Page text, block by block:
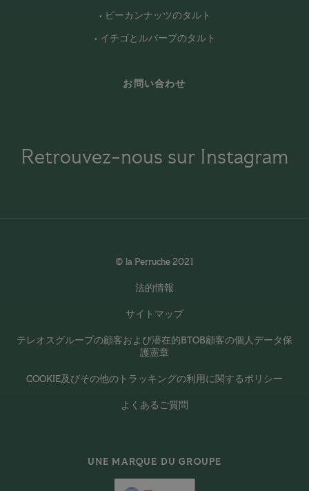
ピーカンナッツのタルト
イチゴとルバーブのタルト
お問い合わせ
Retrouvez-nous sur Instagram
© la Perruche 2021
法的情報
サイトマップ
テレオスグループの顧客および潜在的BTOB顧客の個人データ保
護憲章
COOKIE及びその他のトラッキングの利用に関するポリシー
よくあるご質問
UNE MARQUE DU GROUPE